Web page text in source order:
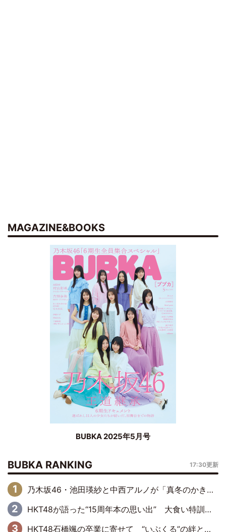
MAGAZINE&BOOKS
BUBKA 2025年5月号
BUBKA RANKING 17:30更新
乃木坂46・池田瑛紗と中西アルノが「真冬のかき氷」騒動で火花散らす！ 因縁の裏にあるのは、逆境をともに“凌”ぐ似た者同士の絆
HKT48が語った“15周年本の思い出” 大食い特訓・守護霊企画・制服グラビア…盛りだくさんの裏話
HKT48石橋颯の卒業に寄せて “いぶくる”の絆と後輩・龍頭綺音の決意